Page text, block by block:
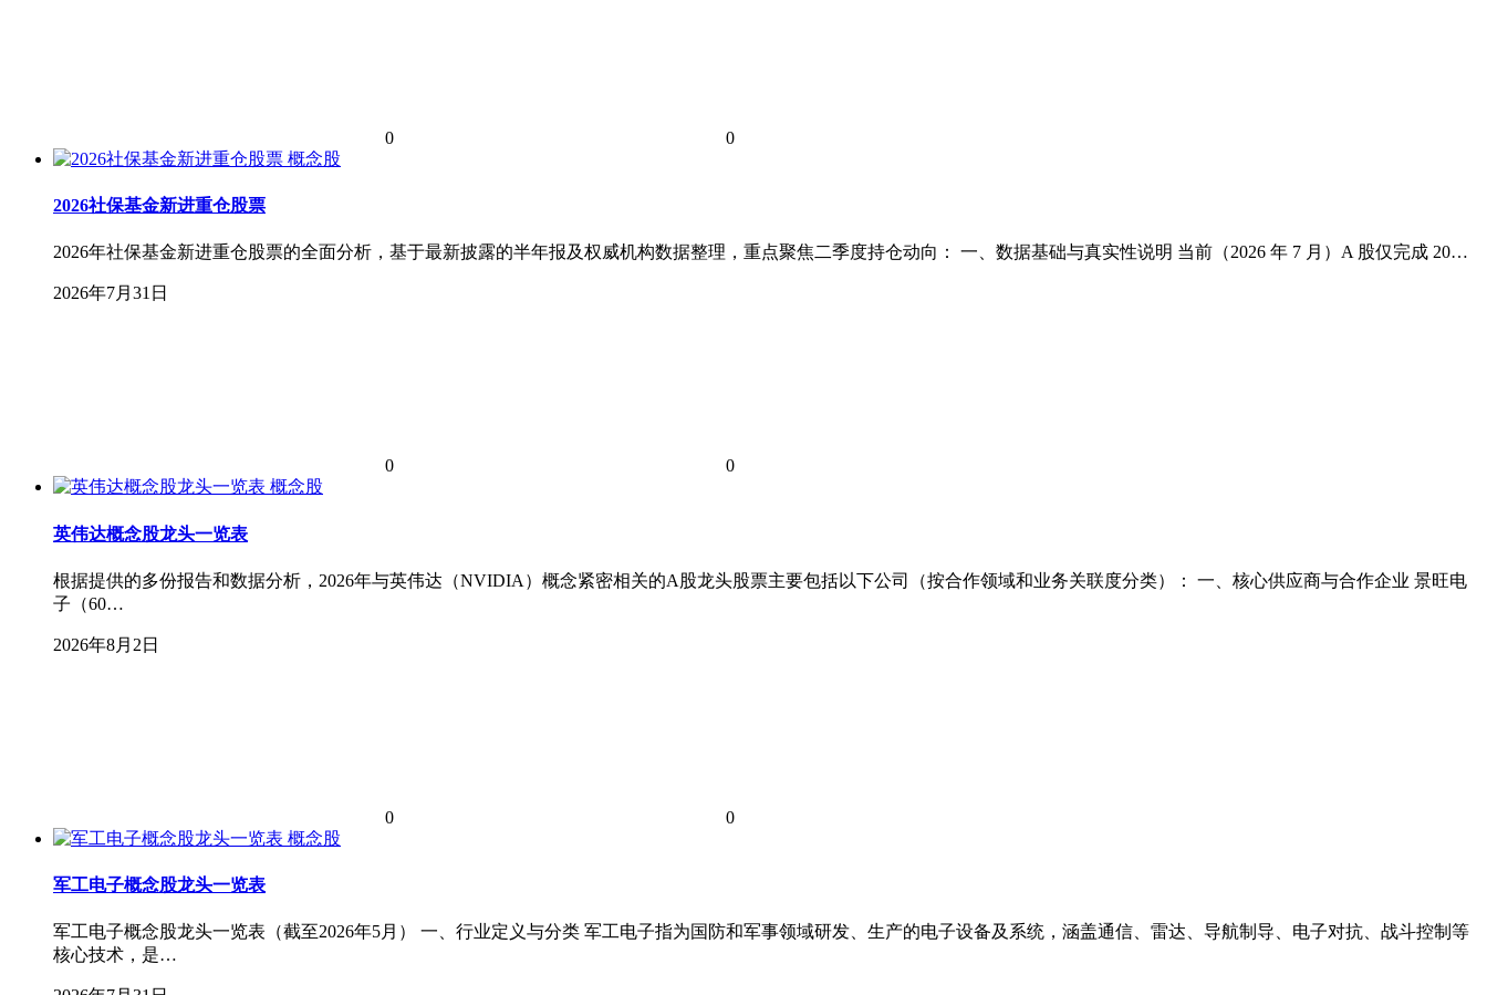
0
0
概念股
2026社保基金新进重仓股票
2026年社保基金新进重仓股票的全面分析，基于最新披露的半年报及权威机构数据整理，重点聚焦二季度持仓动向： 一、数据基础与真实性说明 当前（2026 年 7 月）A 股仅完成 20…
2026年7月31日
0
0
概念股
英伟达概念股龙头一览表
根据提供的多份报告和数据分析，2026年与英伟达（NVIDIA）概念紧密相关的A股龙头股票主要包括以下公司（按合作领域和业务关联度分类）： 一、核心供应商与合作企业 景旺电
子（60…
2026年8月2日
0
0
概念股
军工电子概念股龙头一览表
军工电子概念股龙头一览表（截至2026年5月） 一、行业定义与分类 军工电子指为国防和军事领域研发、生产的电子设备及系统，涵盖通信、雷达、导航制导、电子对抗、战斗控制等
核心技术，是…